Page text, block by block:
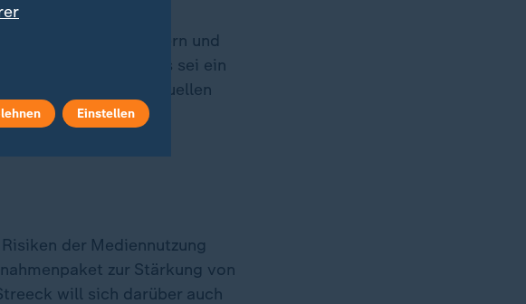
im Schutz von Kindern und
digitalen Raum. Dies sei ein
Jahren". Laut aktuellen
ein riskantes
der Mediennutzung
zur Stärkung von
will sich darüber auch
Einstellen